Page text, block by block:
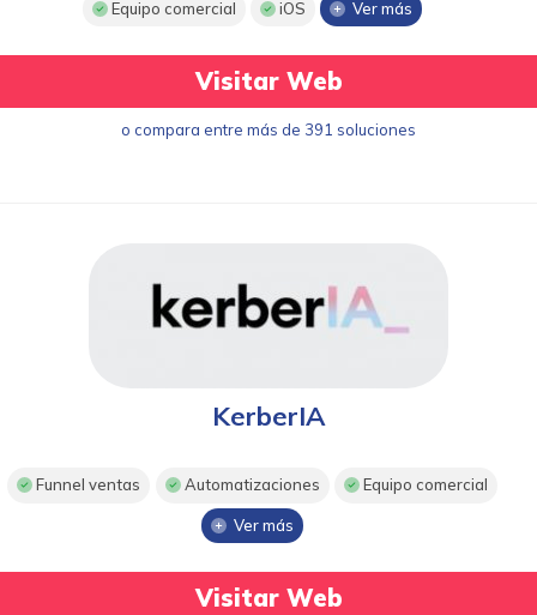
Equipo comercial iOS Ver más
Visitar Web
o compara entre más de 391 soluciones
KerberIA
Funnel ventas Automatizaciones Equipo comercial
Ver más
Visitar Web